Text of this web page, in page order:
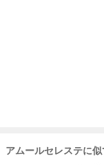
アムールセレステに